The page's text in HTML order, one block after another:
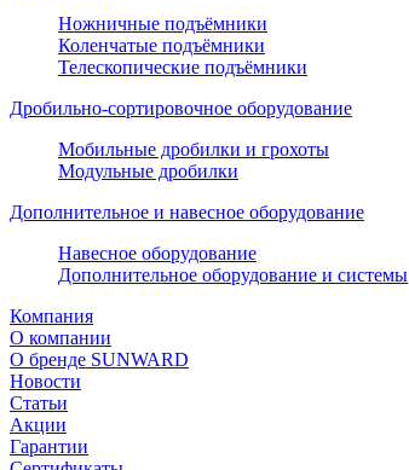
Ножничные подъёмники
Коленчатые подъёмники
Телескопические подъёмники
Дробильно-сортировочное оборудование
Мобильные дробилки и грохоты
Модульные дробилки
Дополнительное и навесное оборудование
Навесное оборудование
Дополнительное оборудование и системы
Компания
О компании
О бренде SUNWARD
Новости
Статьи
Акции
Гарантии